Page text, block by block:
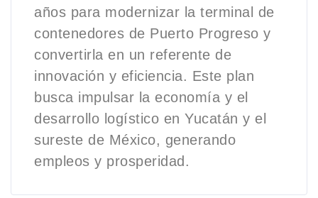
años para modernizar la terminal de
contenedores de Puerto Progreso y
convertirla en un referente de
innovación y eficiencia. Este plan
busca impulsar la economía y el
desarrollo logístico en Yucatán y el
sureste de México, generando
empleos y prosperidad.